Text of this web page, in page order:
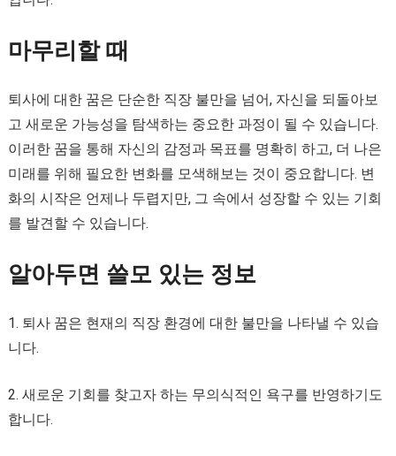
마무리할 때
퇴사에 대한 꿈은 단순한 직장 불만을 넘어, 자신을 되돌아보
고 새로운 가능성을 탐색하는 중요한 과정이 될 수 있습니다.
이러한 꿈을 통해 자신의 감정과 목표를 명확히 하고, 더 나은
미래를 위해 필요한 변화를 모색해보는 것이 중요합니다. 변
화의 시작은 언제나 두렵지만, 그 속에서 성장할 수 있는 기회
를 발견할 수 있습니다.
알아두면 쓸모 있는 정보
1. 퇴사 꿈은 현재의 직장 환경에 대한 불만을 나타낼 수 있습
니다.
2. 새로운 기회를 찾고자 하는 무의식적인 욕구를 반영하기도
합니다.